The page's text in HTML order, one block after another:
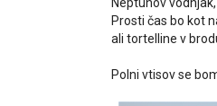
Prosti čas bo kot
ali tortelline v
Polni vtisov se